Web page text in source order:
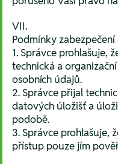
VII.
Podmínky
1. Správce prohlašuje,
technická a
osobních údajů.
2. Správce přijal
datových úložišť a
podobě.
3. Správce prohlašuje,
přístup pouze jím